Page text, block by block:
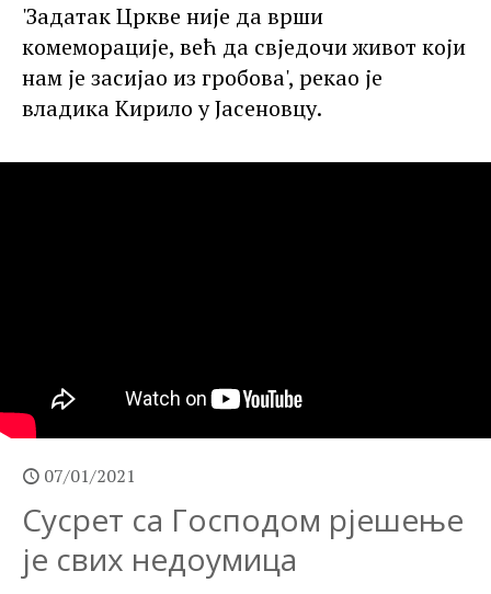
'Задатак Цркве није да врши
комеморације, већ да свједочи живот који
нам је засијао из гробова', рекао је
владика Кирило у Јасеновцу.
07/01/2021
Сусрет са Господом рјешење
је свих недоумица